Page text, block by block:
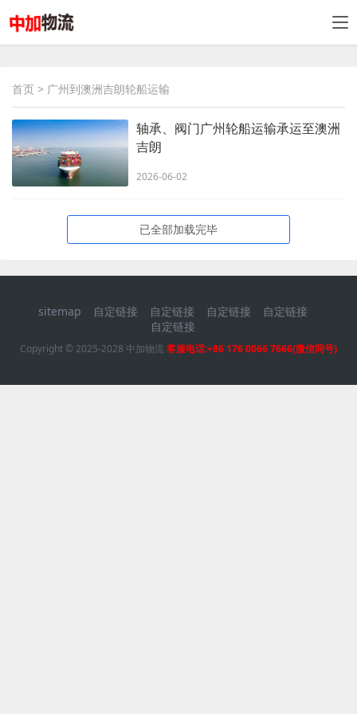
首页 > 广州到澳洲吉朗轮船运输
轴承、阀门广州轮船运输承运至澳洲
吉朗
2026-06-02
已全部加载完毕
sitemap 自定链接 自定链接 自定链接
自定链接
自定链接
Copyright © 2025-2028 中加物流客服电话:+86 176 0066 7666(微信同号)